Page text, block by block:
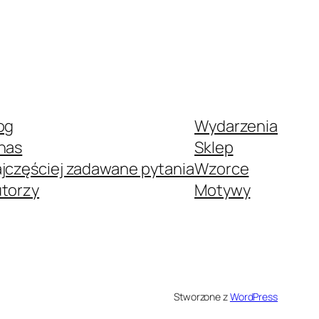
zadawane pytania
Wydarzenia
Sklep
Wzorce
Motywy
Stworzone zWordPress